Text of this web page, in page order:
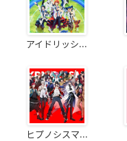
アイドリッシ...
ヒプノシスマ...